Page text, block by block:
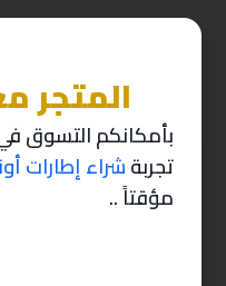
المتجر
بأمكانكم التسوق
تجربةشراء إطارات
مؤقتاً ..